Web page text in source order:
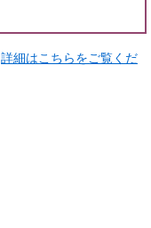
詳細はこちらをご覧くだ